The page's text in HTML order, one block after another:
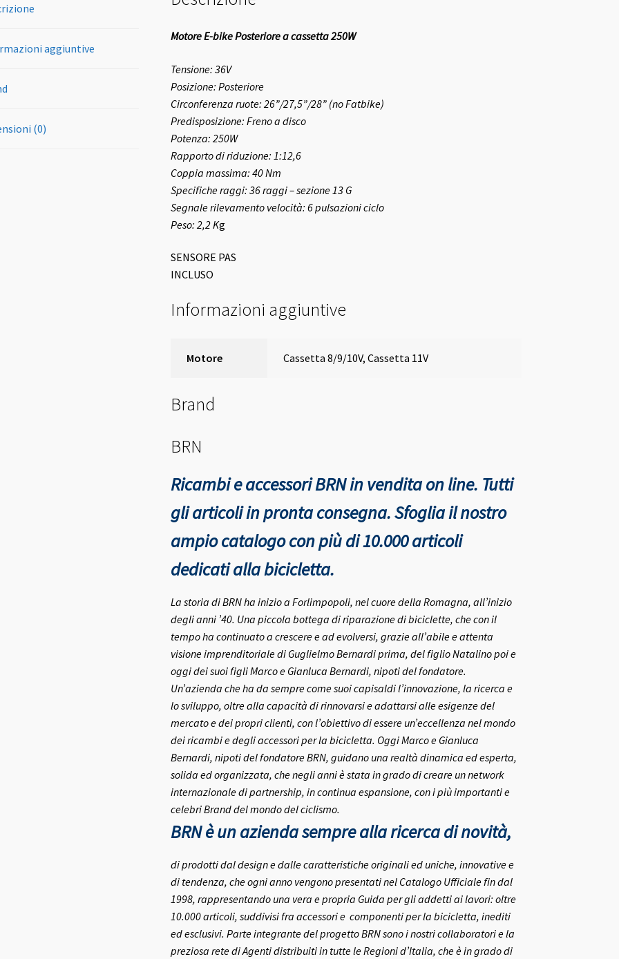
aggiuntive
(0)
Motore E-bike Posteriore a cassetta 250W
Tensione: 36V
Posizione: Posteriore
Circonferenza ruote: 26”/27,5”/28” (no Fatbike)
Predisposizione: Freno a disco
Potenza: 250W
Rapporto di riduzione: 1:12,6
Coppia massima: 40 Nm
Specifiche raggi: 36 raggi – sezione 13 G
Segnale rilevamento velocità: 6 pulsazioni ciclo
Peso: 2,2 Kg
SENSORE PAS
INCLUSO
Informazioni aggiuntive
Motore Cassetta 8/9/10V, Cassetta 11V
Brand
BRN
Ricambi e accessori BRN in vendita on line. Tutti
gli articoli in pronta consegna.Sfoglia il nostro
ampio catalogo con più di 10.000 articoli
dedicati alla bicicletta.
La storia di BRN ha inizio a Forlimpopoli, nel cuore della Romagna, all’inizio
degli anni ’40. Una piccola bottega di riparazione di biciclette, che con il
tempo ha continuato a crescere e ad evolversi, grazie all’abile e attenta
visione imprenditoriale di Guglielmo Bernardi prima, del figlio Natalino poi e
oggi dei suoi figli Marco e Gianluca Bernardi, nipoti del fondatore.
Un’azienda che ha da sempre come suoi capisaldi l’innovazione, la ricerca e
lo sviluppo, oltre alla capacità di rinnovarsi e adattarsi alle esigenze del
mercato e dei propri clienti, con l’obiettivo di essere un’eccellenza nel mondo
dei ricambi e degli accessori per la bicicletta. Oggi Marco e Gianluca
Bernardi, nipoti del fondatore BRN, guidano una realtà dinamica ed esperta,
solida ed organizzata, che negli anni è stata in grado di creare un network
internazionale di partnership, in continua espansione, con i più importanti e
celebri Brand del mondo del ciclismo.
BRN è un azienda sempre alla ricerca di novità,
di prodotti dal design e dalle caratteristiche originali ed uniche, innovative e
di tendenza, che ogni anno vengono presentati nel Catalogo Ufficiale fin dal
1998, rappresentando una vera e propria Guida per gli addetti ai lavori: oltre
10.000 articoli, suddivisi fra accessori e componenti per la bicicletta, inediti
ed esclusivi. Parte integrante del progetto BRN sono i nostri collaboratori e la
preziosa rete di Agenti distribuiti in tutte le Regioni d’Italia, che è in grado di